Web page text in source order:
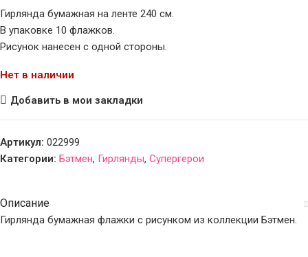
Гирлянда бумажная на ленте 240 см.
В упаковке 10 флажков.
Рисунок нанесен с одной стороны.
Нет в наличии
Добавить в мои закладки
Артикул: 022999
Категории: Бэтмен, Гирлянды, Супергерои
Описание
Гирлянда бумажная флажки с рисунком из коллекции Бэтмен.